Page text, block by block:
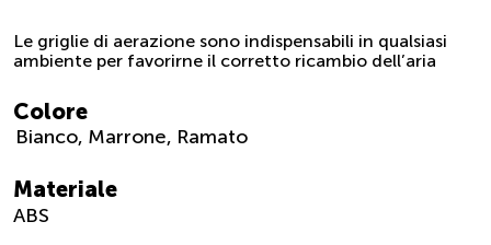
Le griglie di aerazione sono indispensabili in qualsiasi
ambiente per favorirne il corretto ricambio dell’aria
Colore
Bianco Marrone Ramato
Materiale
ABS